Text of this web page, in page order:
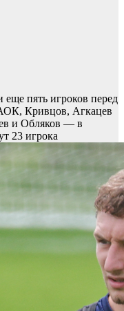
пять игроков перед
Кривцов, Агкацев
и Обляков — в
23 игрока